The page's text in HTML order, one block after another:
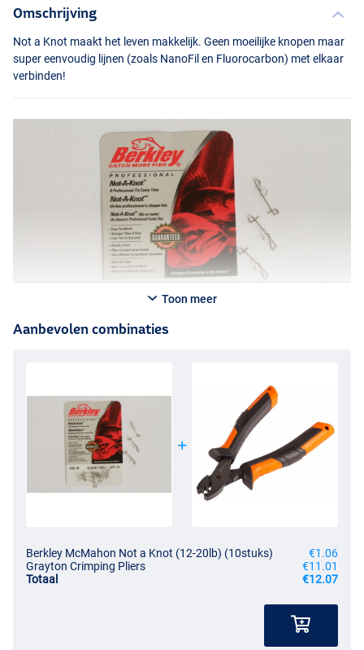
Omschrijving
Not a Knot maakt het leven makkelijk. Geen moeilijke knopen maar
super eenvoudig lijnen (zoals NanoFil en Fluorocarbon) met elkaar
verbinden!
Toon meer
Aanbevolen combinaties
Berkley McMahon Not a Knot (12-20lb) (10stuks)
€1.06
Grayton Crimping Pliers
€11.01
Totaal
€12.07